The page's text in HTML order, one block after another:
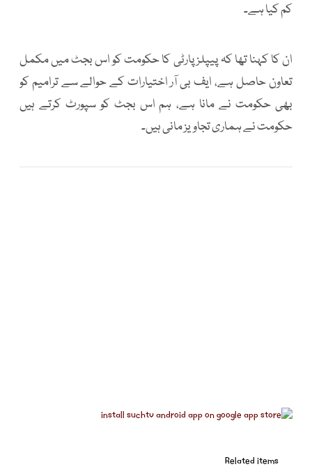
کم کیا ہے۔
ان کا کہنا تھا کہ پیپلز پارٹی کا حکومت کو اس بجٹ میں مکمل
تعاون حاصل ہے، ایف بی آر اختیارات کے حوالے سے ترامیم کو
بھی حکومت نے مانا ہے، ہم اس بجٹ کو سپورٹ کرتے ہیں
حکومت نے ہماری تجاویز مانی ہیں۔
Related items